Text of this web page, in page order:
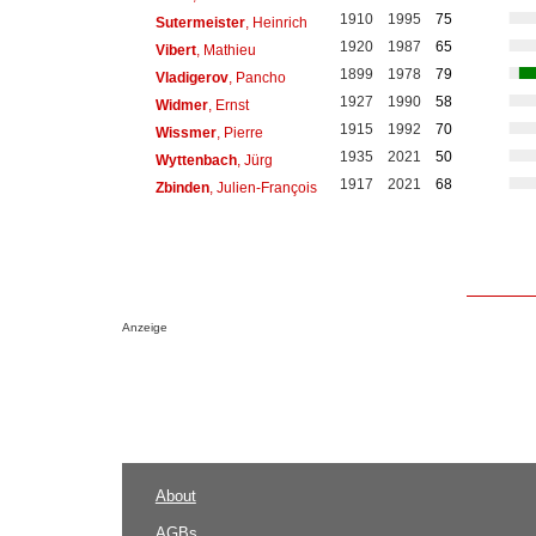
Sutermeister, Heinrich 1910 1995
75
Vibert, Mathieu 1920 1987
65
Vladigerov, Pancho 1899 1978
79
Widmer, Ernst 1927 1990
58
Wissmer, Pierre 1915 1992
70
Wyttenbach, Jürg 1935 2021
50
Zbinden, Julien-François 1917 2021 68
Anzeige
About